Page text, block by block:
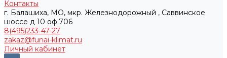
Контакты
г. Балашиха, МО, мкр. Железнодорожный , Саввинское
шоссе д 10 оф.706
8(495)233-47-27
zakaz@funai-klimat.ru
Личный кабинет